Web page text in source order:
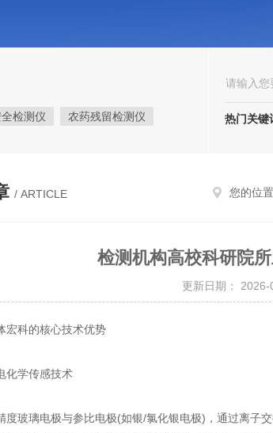
检测仪 农药残留检测仪 热门关键
/ ARTICLE 您的位置
检测机构高校科研院
更新日期：
科的核心技术优势
学传感技术
璃电极与参比电极(如银/氯化银电极)，通过离子交